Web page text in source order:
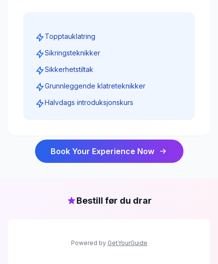
Topptauklatring
Sikringsteknikker
Sikkerhetstiltak
Grunnleggende klatreteknikker
Halvdags introduksjonskurs
Book Your Experience Now
Bestill før du drar
Powered by GetYourGuide